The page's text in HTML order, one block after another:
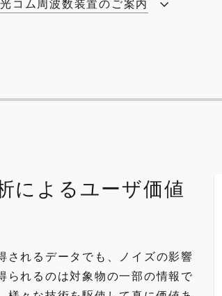
光コム周波数装置のご案内
によるユーザ価値
されるデータでも、ノイズの影響
られるのは対象物の一部の情報で